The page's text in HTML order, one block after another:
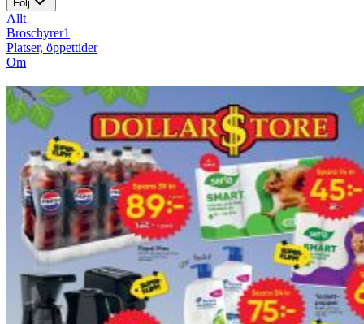
Följ
Allt
Broschyrer1
Platser, öppettider
Om